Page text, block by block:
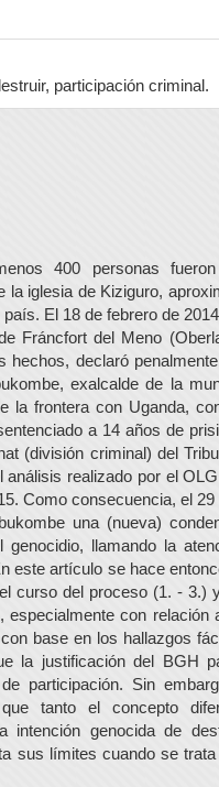
participación criminal.
400 personas fueron
iglesia de Kiziguro,
El 18 de febrero de
Fráncfort del Meno
declaró
exalcalde de la
la frontera con Uganda,
a 14 años de
(división criminal) del
realizado por el
Como consecuencia, el
una (nueva)
llamando la
este artículo se hace
curso del proceso (1. - 3.)
con relación
base en los hallazgos
la justificación del BGH
participación. Sin
tanto el concepto
intención genocida de
sus límites cuando se